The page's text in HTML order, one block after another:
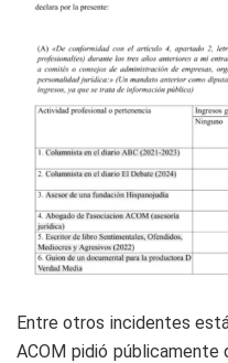
Entre otros incidentes
ACOM pidió públicamente